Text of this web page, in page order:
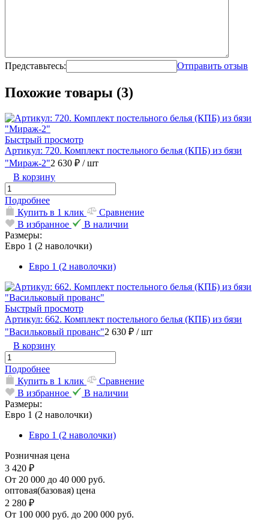
Представьтесь: Отправить отзыв
Похожие товары (3)
Быстрый просмотр
Артикул: 720. Комплект постельного белья (КПБ) из бязи
"Мираж-2"2 630 ₽ / шт
В корзину
Подробнее
Купить в 1 клик
Сравнение
В избранное
В наличии
Размеры:
Евро 1 (2 наволочки)
Евро 1 (2 наволочки)
Быстрый просмотр
Артикул: 662. Комплект постельного белья (КПБ) из бязи
"Васильковый прованс"2 630 ₽ / шт
В корзину
Подробнее
Купить в 1 клик
Сравнение
В избранное
В наличии
Размеры:
Евро 1 (2 наволочки)
Евро 1 (2 наволочки)
Розничная цена
3 420 ₽
От 20 000 до 40 000 руб.
оптовая(базовая) цена
2 280 ₽
От 100 000 руб. до 200 000 руб.